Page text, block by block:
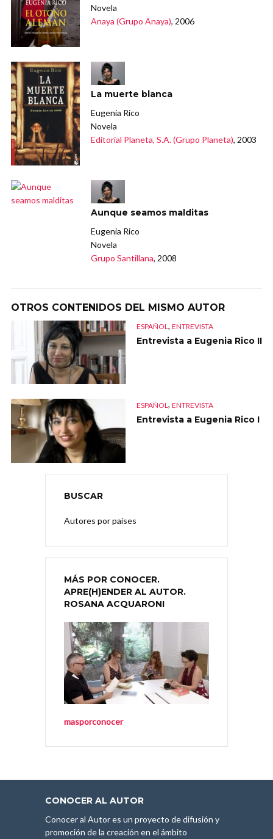
Novela
Anaya (Grupo Anaya), 2006
La muerte blanca
Eugenia Rico
Novela
Editorial Planeta, S.A. (Grupo Planeta), 2003
Aunque seamos malditas
Eugenia Rico
Novela
Grupo Santillana, 2008
OTROS CONTENIDOS DEL MISMO AUTOR
ESPAÑOL, ENTREVISTA
Entrevista a Eugenia Rico II
ESPAÑOL , ENTREVISTA
Entrevista a Eugenia Rico I
BUSCAR
Autores por países
MÁS POR CONOCER.
APRE(H)ENDER AL AUTOR.
ROSANA ACQUARONI
masporconocer
CONOCER AL AUTOR
Conocer al Autor es un proyecto de difusión y
promoción de la creación en el ámbito